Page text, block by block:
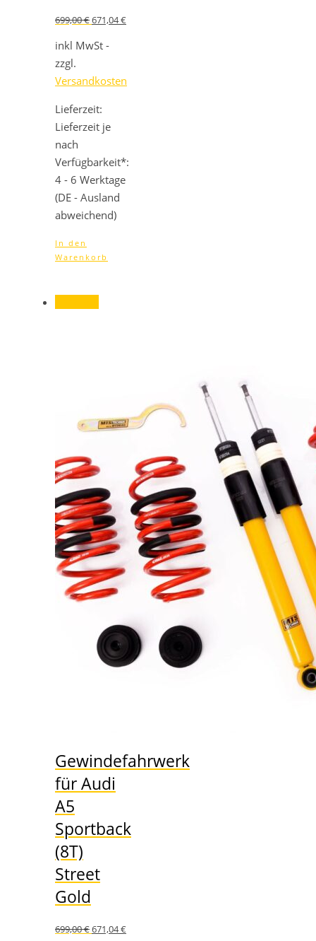
699,00€Ursprünglicher
war:
671,04€Aktueller
inkl MwSt -
zzgl.
Versandkosten
Lieferzeit:
Lieferzeit je
nach
Verfügbarkeit*:
4 - 6 Werktage
(DE - Ausland
abweichend)
In den
Warenkorb
Gewindefahrwerk
für Audi
A5
Sportback
(8T)
Street
Gold
699,00€Ursprünglicher
671,04€Aktueller